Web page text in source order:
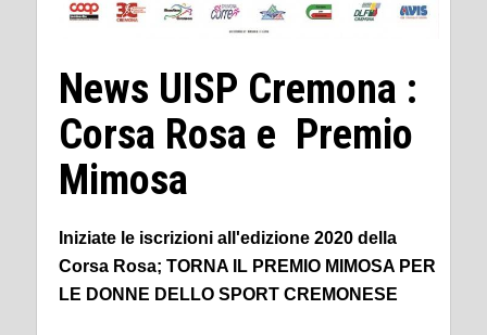
News UISP Cremona :
Corsa Rosa e Premio
Mimosa
Iniziate le iscrizioni all'edizione 2020 della
Corsa Rosa; TORNA IL PREMIO MIMOSA PER
LE DONNE DELLO SPORT CREMONESE